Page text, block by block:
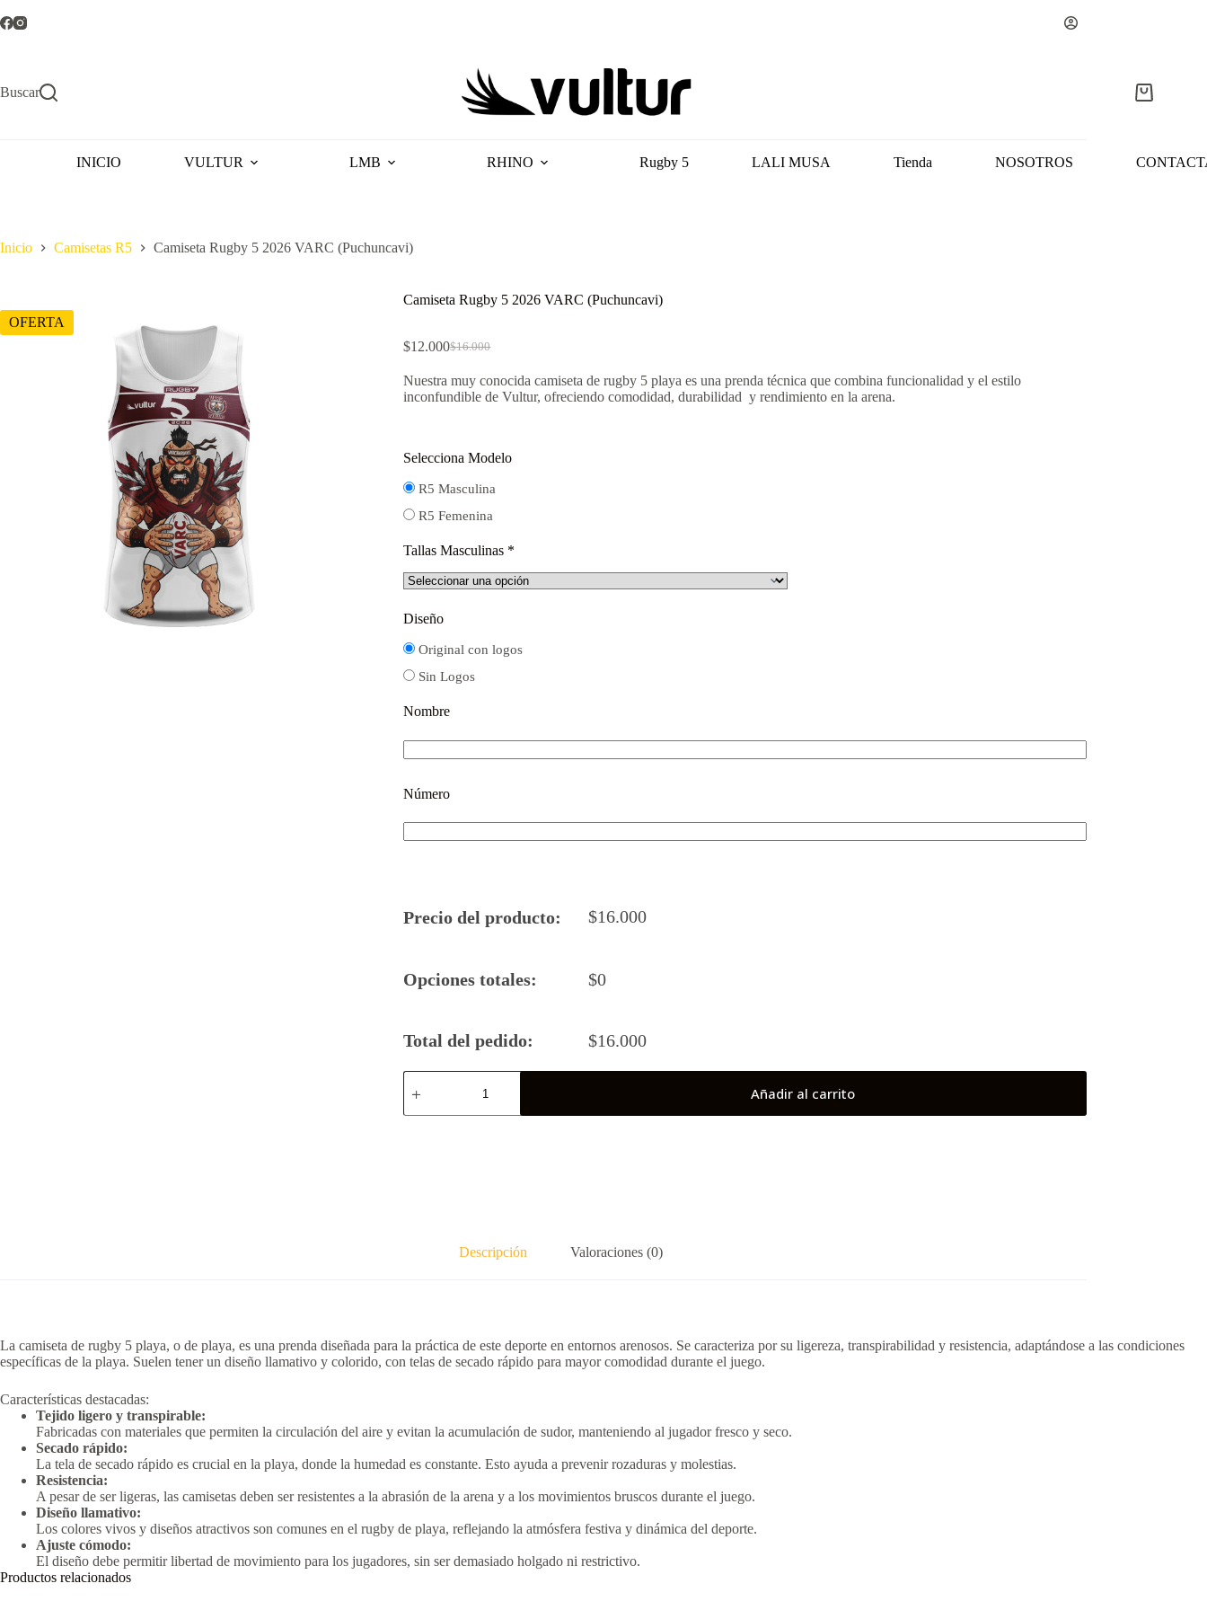
al
Buscar
Carro
INICIO VULTUR LMB RHINO Rugby 5 LALI MUSA Tienda NOSOTROS
Inicio Camisetas R5 Camiseta Rugby 5 2026 VARC (Puchuncavi)
OFERTA
Camiseta Rugby 5 2026 VARC (Puchuncavi)
$16.000
El
original
era:
$12.000El
actual
es:
Nuestra muy conocida camiseta de rugby 5 playa es una prenda técnica que combina funcionalidad y el estilo
inconfundible de Vultur, ofreciendo comodidad, durabilidad y rendimiento en la arena.
Selecciona Modelo
R5 Masculina
R5 Femenina
Tallas Masculinas *
Diseño
Original con logos
Sin Logos
Nombre
Número
Precio del producto: $16.000
Opciones totales: $0
Total del pedido: $16.000
Camiseta
Rugby
Añadir al carrito
Descripción Valoraciones (0)
La camiseta de rugby 5 playa, o de playa, es una prenda diseñada para la práctica de este deporte en entornos arenosos. Se caracteriza por su ligereza, transpirabilidad y resistencia, adaptándose a las condiciones
específicas de la playa. Suelen tener un diseño llamativo y colorido, con telas de secado rápido para mayor comodidad durante el juego.
Características destacadas:
Tejido ligero y transpirable:
Fabricadas con materiales que permiten la circulación del aire y evitan la acumulación de sudor, manteniendo al jugador fresco y seco.
Secado rápido:
La tela de secado rápido es crucial en la playa, donde la humedad es constante. Esto ayuda a prevenir rozaduras y molestias.
Resistencia:
A pesar de ser ligeras, las camisetas deben ser resistentes a la abrasión de la arena y a los movimientos bruscos durante el juego.
Diseño llamativo:
Los colores vivos y diseños atractivos son comunes en el rugby de playa, reflejando la atmósfera festiva y dinámica del deporte.
Ajuste cómodo:
El diseño debe permitir libertad de movimiento para los jugadores, sin ser demasiado holgado ni restrictivo.
Productos relacionados